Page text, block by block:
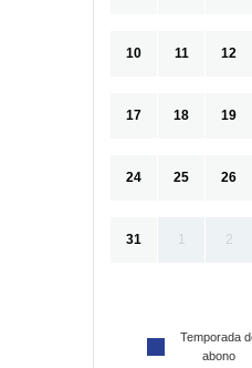
10 11 12
17 18 19
24 25 26
31 1 2
Temporada
abono